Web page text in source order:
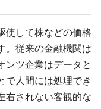
使して株などの価格
。従来の金融機関は
ンツ企業はデータと
で人間には処理でき
右されない客観的な